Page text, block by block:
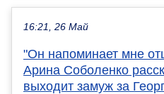
16:21, 26 Май
"Он напоминает мне
Арина Соболенко
выходит замуж за